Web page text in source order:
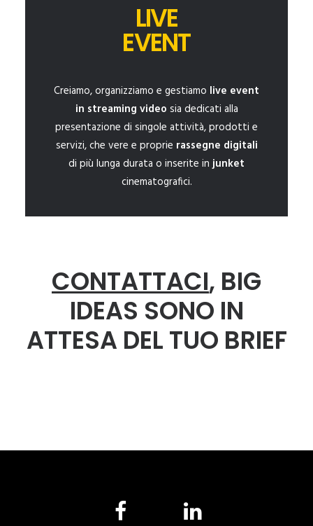
LIVE
EVENT
Creiamo, organizziamo e gestiamo live event
in streaming video sia dedicati alla
presentazione di singole attività, prodotti e
servizi, che vere e proprie rassegne digitali
di più lunga durata o inserite injunket
cinematografici.
CONTATTACI, BIG
IDEAS SONO IN
ATTESA DEL TUO BRIEF